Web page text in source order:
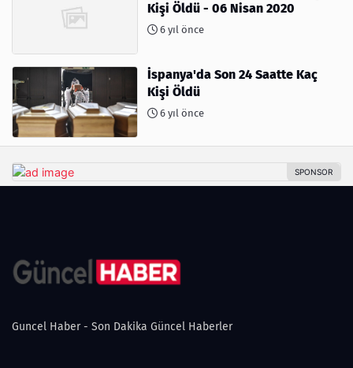
Kişi Öldü - 06 Nisan 2020
6 yıl önce
İspanya'da Son 24 Saatte Kaç
Kişi Öldü
6 yıl önce
Guncel Haber - Son Dakika Güncel Haberler